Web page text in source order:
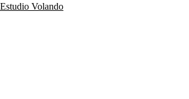
Volando